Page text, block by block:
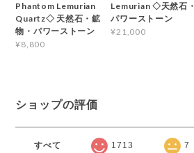
Phantom Lemurian
Quartz◇ 天然石・鉱
物・パワーストーン
¥8,800
Lemurian ◇天然石・
パワーストーン
¥21,000
ショップの評価
すべて 1713 7